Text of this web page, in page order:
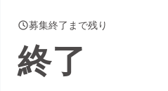
募集終了まで残り
終了